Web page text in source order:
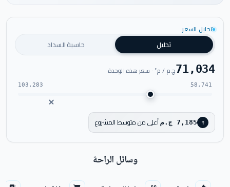
شاهد فيديو المشروع
تحليل السعر
تحليل حاسبة السداد
71,034ج.م / م² · سعر هذه الوحدة
58,741
103,283
↑ 7,185 ج.م أعلى من متوسط المشروع
وسائل الراحة